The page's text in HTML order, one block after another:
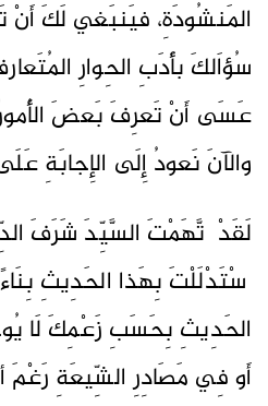
المَنشُودَةِ، فيَنبَغي لَكَ أَنْ
سُؤاَلكَ بأَدَبِ الحِوارِ
عَسَى أَنْ تَعرِفَ بَعضَ
والآنَ نَعودُ إِلَى الإِجابَةِ
لَقَدْ ٱتَّهَمْتَ السَّيِّدَ شَرَفَ
ٱسْتَدْلَلْتَ بِهَذا الحَدِيثِ
الحَدِيثِ بِحَسَبِ زَعْمِكَ لَا
أَو فِي مَصَادِرِ الشِّيعَةِ رَغْمَ